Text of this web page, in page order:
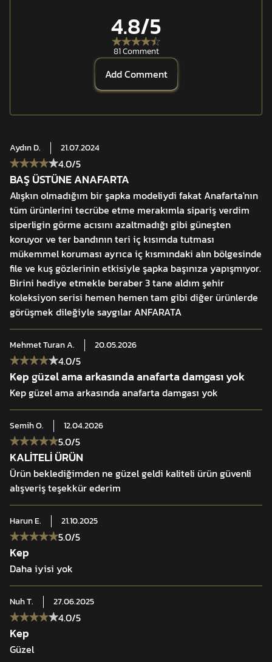
Bird's Eye Vents for Air Circulation
Durable Hook and Loop Surfaces for Insignia, Patches, and Name
4.8/5
81 Comment
Add Comment
AydınD. 21.07.2024
4.0/5
BAŞ ÜSTÜNE ANAFARTA
Alışkın olmadığım bir şapka modeliydi fakat Anafarta'nın
tüm ürünlerini tecrübe etme merakımla sipariş verdim
siperligin görme acısını azaltmadığı gibi güneşten
koruyor ve ter bandının teri iç kısımda tutması
mükemmel koruması ayrıca iç kısmındaki alın bölgesinde
file ve kuş gözlerinin etkisiyle şapka başınıza yapışmıyor.
Birini hediye etmekle beraber 3 tane aldım şehir
koleksiyon serisi hemen hemen tam gibi diğer ürünlerde
görüşmek dileğiyle saygılar ANFARATA
Mehmet TuranA. 20.05.2026
4.0/5
Kep güzel ama arkasında anafarta damgası yok
Kep güzel ama arkasında anafarta damgası yok
SemihO. 12.04.2026
5.0/5
KALİTELİ ÜRÜN
Ürün beklediğimden ne güzel geldi kaliteli ürün güvenli
alışveriş teşekkür ederim
HarunE. 21.10.2025
5.0/5
Kep
Daha iyisi yok
NuhT. 27.06.2025
4.0/5
Kep
Güzel